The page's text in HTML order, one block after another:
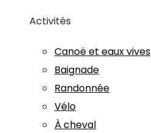
Activités
Canoë et eaux vives
Baignade
Randonnée
Vélo
À cheval